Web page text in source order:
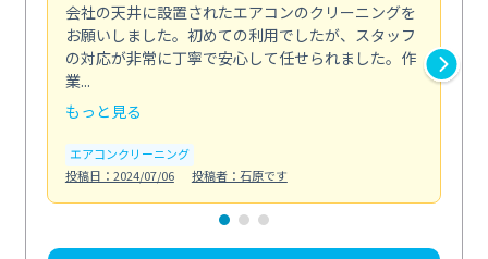
会社の天井に設置されたエアコンのクリーニングを
お願いしました。初めての利用でしたが、スタッフ
の対応が非常に丁寧で安心して任せられました。作
業...
もっと見る
エアコンクリーニング
投稿日：2024/07/06
投稿者：石原です